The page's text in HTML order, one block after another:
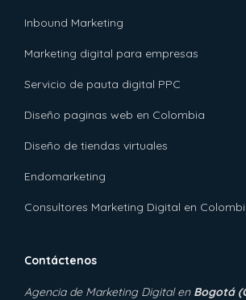
Inbound Marketing
Marketing digital para empresas
Servicio de pauta digital PPC
Diseño paginas web en Colombia
Diseño de tiendas virtuales
Endomarketing
Consultores Marketing Digital en
Contáctenos
Agencia de Marketing DigitalenBogotá